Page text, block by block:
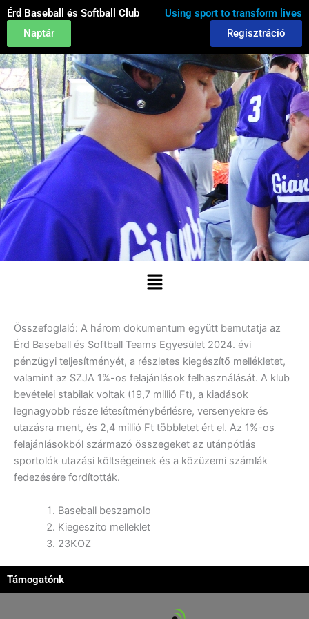
Skip
to
content
Érd Baseball és Softball Club
Using sport to transform lives
Naptár
Regisztráció
Menu
Összefoglaló: A három dokumentum együtt bemutatja az
Érd Baseball és Softball Teams Egyesület 2024. évi
pénzügyi teljesítményét, a részletes kiegészítő mellékletet,
valamint az SZJA 1%-os felajánlások felhasználását. A klub
bevételei stabilak voltak (19,7 millió Ft), a kiadások
legnagyobb része létesítménybérlésre, versenyekre és
utazásra ment, és 2,4 millió Ft többletet ért el. Az 1%-os
felajánlásokból származó összegeket az utánpótlás
sportolók utazási költségeinek és a közüzemi számlák
fedezésére fordították.
Baseball beszamolo
Kiegeszito melleklet
23KOZ
Támogatónk